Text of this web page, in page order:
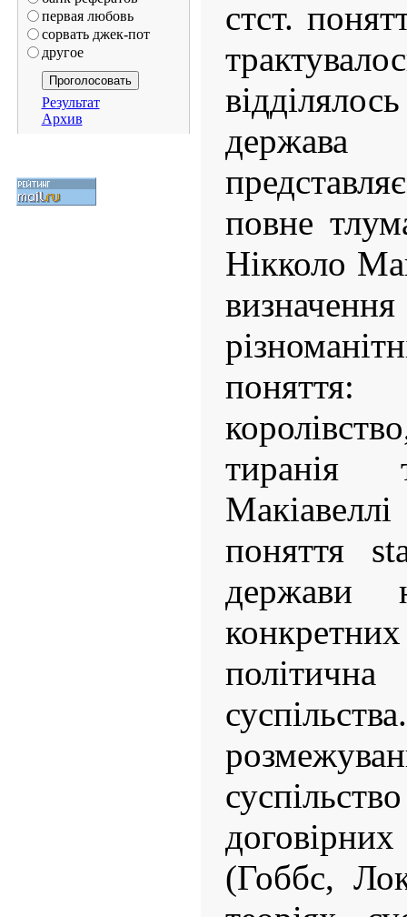
первая любовь
сорвать джек-пот
другое
Результат
Архив
стст.
повне
Нікколо
поняття
держави
(Гоббс,